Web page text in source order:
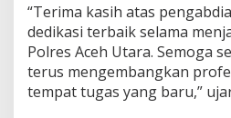
“Terima kasih atas
dedikasi terbaik selama
Polres Aceh Utara. Semoga
terus mengembangkan
tempat tugas yang baru,”